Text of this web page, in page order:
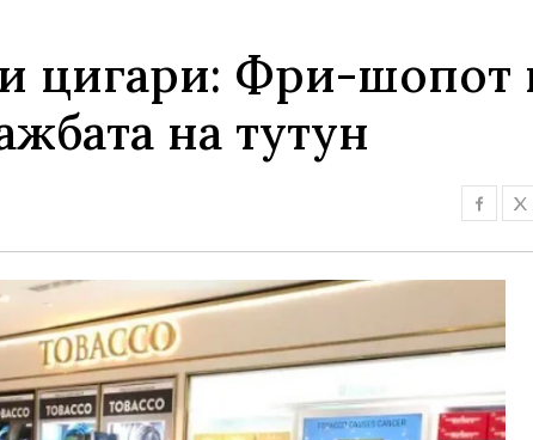
цигари: Фри-шопот
на тутун